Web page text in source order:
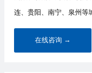
连、贵阳、南宁、泉州等
在线咨询 →